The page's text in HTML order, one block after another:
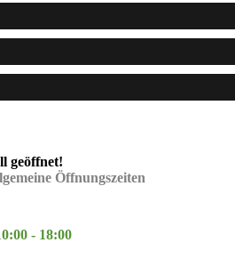
geöffnet!
Öffnungszeiten
- 18:00